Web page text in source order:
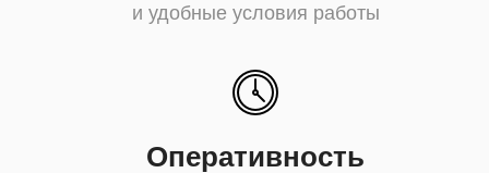
и удобные условия работы
Оперативность